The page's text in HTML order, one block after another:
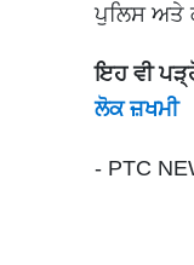
ਪੁਲਿਸ ਅਤੇ
ਇਹ ਵੀ
ਲੋਕ ਜ਼ਖਮੀ
- PTC